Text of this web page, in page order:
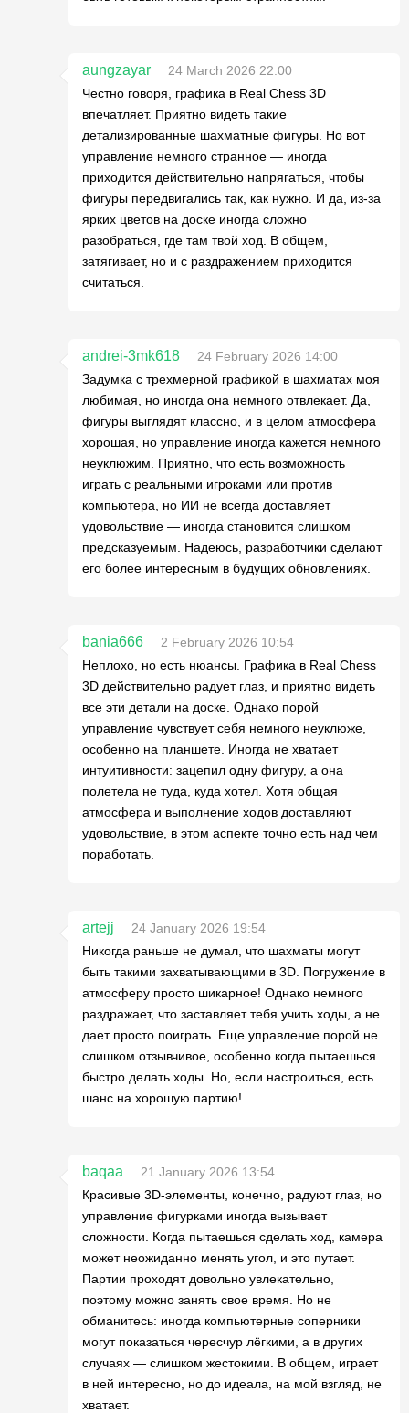
aungzayar
24 March 2026 22:00
Честно говоря, графика в Real Chess 3D
впечатляет. Приятно видеть такие
детализированные шахматные фигуры. Но вот
управление немного странное — иногда
приходится действительно напрягаться, чтобы
фигуры передвигались так, как нужно. И да, из-за
ярких цветов на доске иногда сложно
разобраться, где там твой ход. В общем,
затягивает, но и с раздражением приходится
считаться.
andrei-3mk618
24 February 2026 14:00
Задумка с трехмерной графикой в шахматах моя
любимая, но иногда она немного отвлекает. Да,
фигуры выглядят классно, и в целом атмосфера
хорошая, но управление иногда кажется немного
неуклюжим. Приятно, что есть возможность
играть с реальными игроками или против
компьютера, но ИИ не всегда доставляет
удовольствие — иногда становится слишком
предсказуемым. Надеюсь, разработчики сделают
его более интересным в будущих обновлениях.
bania666
2 February 2026 10:54
Неплохо, но есть нюансы. Графика в Real Chess
3D действительно радует глаз, и приятно видеть
все эти детали на доске. Однако порой
управление чувствует себя немного неуклюже,
особенно на планшете. Иногда не хватает
интуитивности: зацепил одну фигуру, а она
полетела не туда, куда хотел. Хотя общая
атмосфера и выполнение ходов доставляют
удовольствие, в этом аспекте точно есть над чем
поработать.
artejj
24 January 2026 19:54
Никогда раньше не думал, что шахматы могут
быть такими захватывающими в 3D. Погружение в
атмосферу просто шикарное! Однако немного
раздражает, что заставляет тебя учить ходы, а не
дает просто поиграть. Еще управление порой не
слишком отзывчивое, особенно когда пытаешься
быстро делать ходы. Но, если настроиться, есть
шанс на хорошую партию!
baqaa
21 January 2026 13:54
Красивые 3D-элементы, конечно, радуют глаз, но
управление фигурками иногда вызывает
сложности. Когда пытаешься сделать ход, камера
может неожиданно менять угол, и это путает.
Партии проходят довольно увлекательно,
поэтому можно занять свое время. Но не
обманитесь: иногда компьютерные соперники
могут показаться чересчур лёгкими, а в других
случаях — слишком жестокими. В общем, играет
в ней интересно, но до идеала, на мой взгляд, не
хватает.